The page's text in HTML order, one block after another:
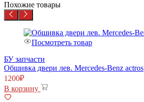
Похожие товары
Посмотреть товар
БУ запчасти
Обшивка двери лев. Mercedes-Benz actros
1200₽
В корзину